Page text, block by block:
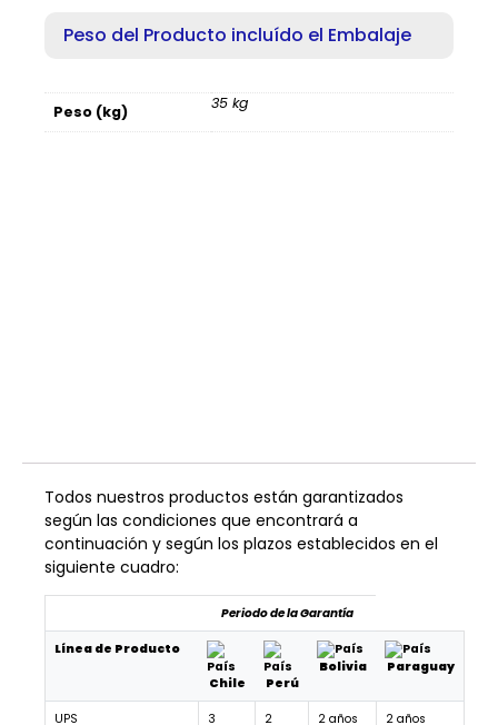
Peso del Producto incluído el Embalaje
Peso (kg) 35 kg
Todos nuestros productos están garantizados
según las condiciones que encontrará a
continuación y según los plazos establecidos en el
siguiente cuadro:
Periodo de la Garantía
Línea de Producto
Chile Perú
Bolivia Paraguay
UPS 3 2 2 años 2 años